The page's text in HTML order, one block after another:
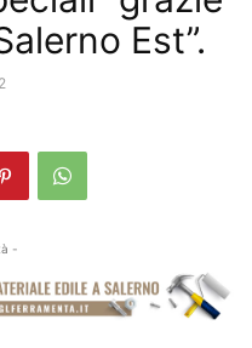
Est”.
-